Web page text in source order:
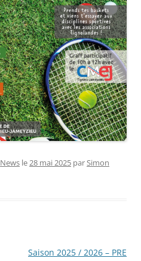
News le28 mai 2025 parSimon
Saison 2025 / 2026 – PRE